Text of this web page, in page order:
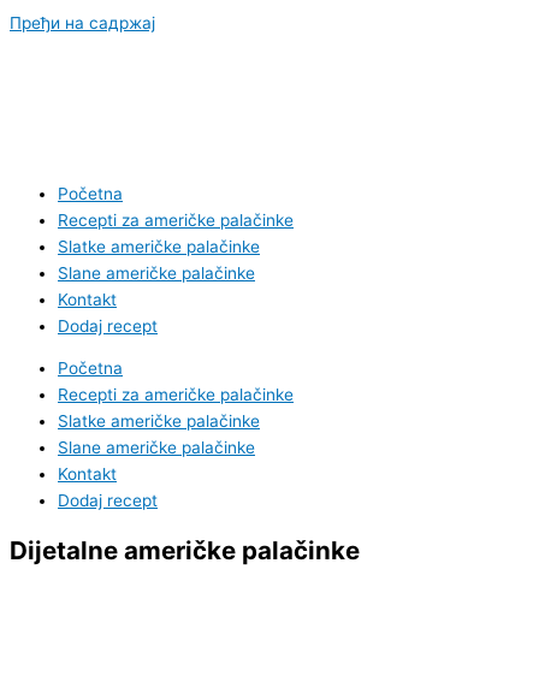
Пређи на садржај
Početna
Recepti za američke palačinke
Slatke američke palačinke
Slane američke palačinke
Kontakt
Dodaj recept
Početna
Recepti za američke palačinke
Slatke američke palačinke
Slane američke palačinke
Kontakt
Dodaj recept
Dijetalne američke palačinke